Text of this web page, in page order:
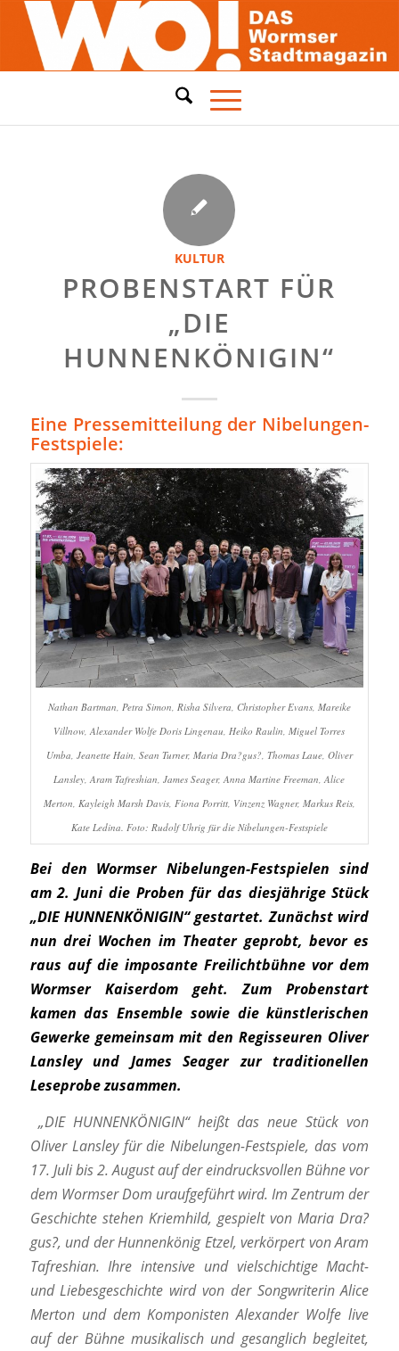
KULTUR
PROBENSTART FÜR
„DIE
HUNNENKÖNIGIN“
Eine Pressemitteilung der Nibelungen-
Festspiele:
Nathan Bartman, Petra Simon, Risha Silvera, Christopher Evans, Mareike
Villnow, Alexander Wolfe Doris Lingenau, Heiko Raulin, Miguel Torres
Umba, Jeanette Hain, Sean Turner, Maria Dra?gus?, Thomas Laue, Oliver
Lansley, Aram Tafreshian, James Seager, Anna Martine Freeman, Alice
Merton, Kayleigh Marsh Davis, Fiona Porritt, Vinzenz Wagner, Markus Reis,
Kate Ledina. Foto: Rudolf Uhrig für die Nibelungen-Festspiele
Bei den Wormser Nibelungen-Festspielen sind
am 2. Juni die Proben für das diesjährige Stück
„DIE HUNNENKÖNIGIN“ gestartet. Zunächst wird
nun drei Wochen im Theater geprobt, bevor es
raus auf die imposante Freilichtbühne vor dem
Wormser Kaiserdom geht. Zum Probenstart
kamen das Ensemble sowie die künstlerischen
Gewerke gemeinsam mit den Regisseuren Oliver
Lansley und James Seager zur traditionellen
Leseprobe zusammen.
„DIE HUNNENKÖNIGIN“ heißt das neue Stück von
Oliver Lansley für die Nibelungen-Festspiele, das vom
17. Juli bis 2. August auf der eindrucksvollen Bühne vor
dem Wormser Dom uraufgeführt wird. Im Zentrum der
Geschichte stehen Kriemhild, gespielt von Maria Dra?
gus?, und der Hunnenkönig Etzel, verkörpert von Aram
Tafreshian. Ihre intensive und vielschichtige Macht-
und Liebesgeschichte wird von der Songwriterin Alice
Merton und dem Komponisten Alexander Wolfe live
auf der Bühne musikalisch und gesanglich begleitet,